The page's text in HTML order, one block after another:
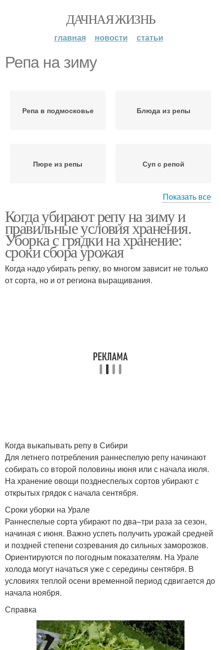
ДАЧНАЯ ЖИЗНЬ
главная новости статьи
Репа на зиму
Репа в подмосковье Блюда из репы
Пюре из репы Суп с репой
Драники с репой Репа в меду
Суп-пюра из репы Репа с овощами
Репы в свежем виде
Показать все
Когда убирают репу на зиму и
правильные условия хранения.
Уборка с грядки на хранение:
сроки сбора урожая
Когда надо убирать репку, во многом зависит не только
от сорта, но и от региона выращивания.
Когда выкапывать репу в Сибири
Для летнего потребления раннеспелую репу начинают
собирать со второй половины июня или с начала июля.
На хранение овощи позднеспелых сортов убирают с
открытых грядок с начала сентября.
Сроки уборки на Урале
Раннеспелые сорта убирают по два–три раза за сезон,
начиная с июня. Важно успеть получить урожай средней
и поздней степени созревания до сильных заморозков.
Ориентируются по погодным показателям. На Урале
холода могут начаться уже с середины сентября. В
условиях теплой осени временной период сдвигается до
начала ноября.
Справка